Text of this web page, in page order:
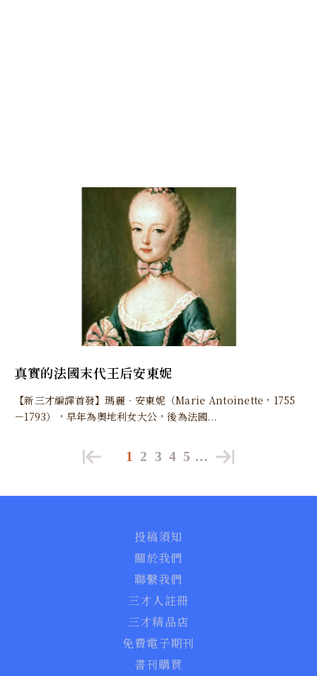
真實的法國末代王后安東妮
【新三才編譯首發】瑪麗．安東妮（Marie Antoinette，1755
－1793），早年為奧地利女大公，後為法國...
1 2 3 4 5 …
投稿須知
關於我們
聯繫我們
三才人註冊
三才精品店
免費電子期刊
書刊購買